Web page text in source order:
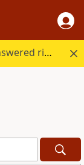
Every question Bible study raises, answered right here.